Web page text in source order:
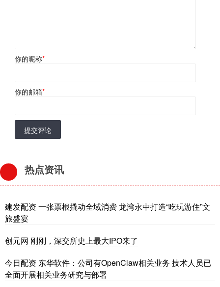
你的昵称*
你的邮箱*
提交评论
热点资讯
建发配资 一张票根撬动全域消费 龙湾永中打造“吃玩游住”文
旅盛宴
创元网 刚刚，深交所史上最大IPO来了
今日配资 东华软件：公司有OpenClaw相关业务 技术人员已
全面开展相关业务研究与部署